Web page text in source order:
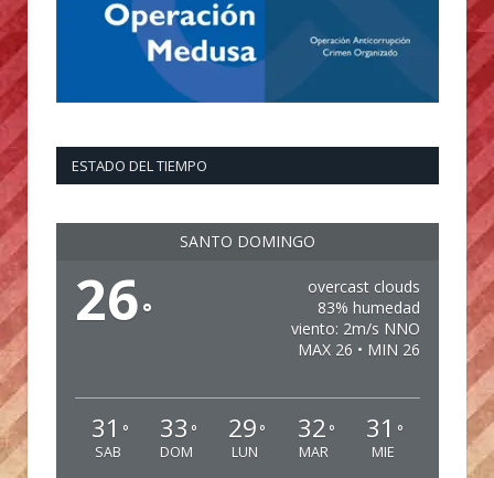
ESTADO DEL TIEMPO
SANTO DOMINGO
26°
overcast clouds
83% humedad
viento: 2m/s NNO
MAX 26 • MIN 26
31 °
SAB
33 °
DOM
29 °
LUN
32 °
MAR
31 °
MIE